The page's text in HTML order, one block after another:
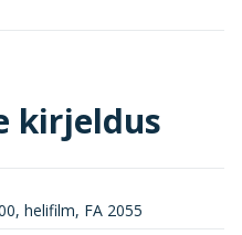
kirjeldus
helifilm, FA 2055